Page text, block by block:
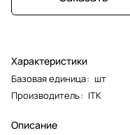
Характеристики
Базовая единица: шт
Производитель: ITK
Описание